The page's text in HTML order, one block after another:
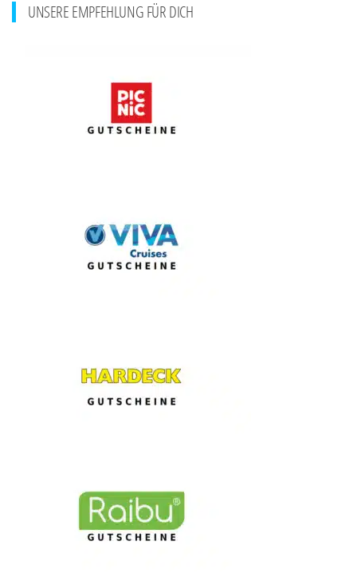
UNSERE EMPFEHLUNG FÜR DICH